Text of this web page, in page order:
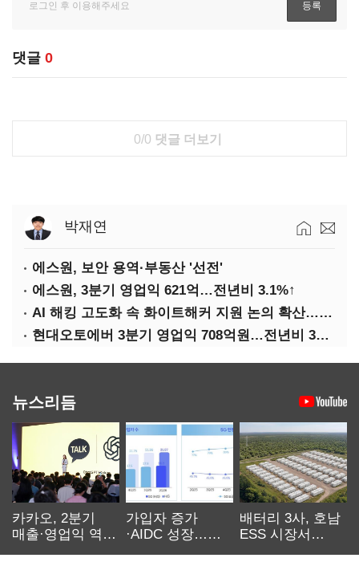
댓글 0
0/0 댓글 더보기
박재연
에스원, 보안 용역·부동산 '선전'
에스원, 3분기 영업익 621억…전년비 3.1%↑
AI 해킹 고도화 속 화이트해커 지원 논의 확산…'버그바운티' 재조명
현대오토에버 3분기 영업익 708억원…전년비 34.8%↑
뉴스리듬
카카오, 2분기
매출·영업익 역대
가입자 증가
·AIDC 성장…
배터리 3사, 호남
ESS 시장서